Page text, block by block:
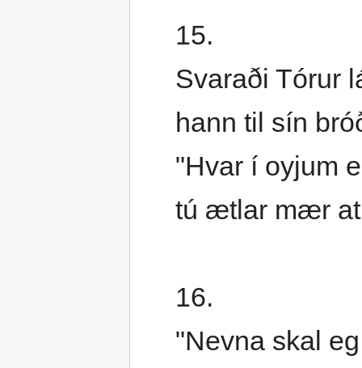
15.
Svaraði Tórur
hann til sín
"Hvar í oyjum
tú ætlar mær
16.
"Nevna skal